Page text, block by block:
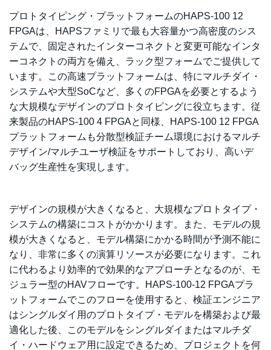
プロトタイピング・プラットフォームのHAPS-100 12
FPGAは、HAPSファミリで最も大容量かつ高密度のシス
テムで、固定されたインターコネクトと変更可能なインタ
ーコネクトの両方を備え、ラック型フォームでご提供して
います。この高速プラットフォームは、特にマルチダイ・
システムや大型SoCなど、多くのFPGAを必要とするよう
な大規模なデザインのプロトタイピングに役立ちます。従
来製品のHAPS-100 4 FPGAと同様、HAPS-100 12 FPGA
プラットフォームも分散型検証チーム環境におけるマルチ
デザイン/マルチユーザ検証をサポートしており、高いデ
バッグ生産性を実現します。
デザインの規模が大きくなると、大規模なプロトタイプ・
システムの構築にコストがかかります。また、モデルの規
模が大きくなると、モデル構築にかかる時間が予測不能に
なり、非常に多くの演算リソースが必要になります。これ
に代わるより効率的で効果的なアプローチとなるのが、モ
ジュラー型のHAVフローです。HAPS-100-12 FPGAプラ
ットフォームでこのフローを使用すると、検証エンジニア
はシングルダイ用のプロトタイプ・モデルを構築および最
適化した後、このモデルをシングルダイまたはマルチダ
イ・ハードウェア用に設定できるため、プロジェクトを何